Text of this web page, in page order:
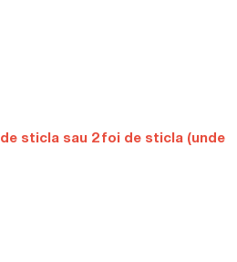
sticla sau 2 foi de sticla (unde